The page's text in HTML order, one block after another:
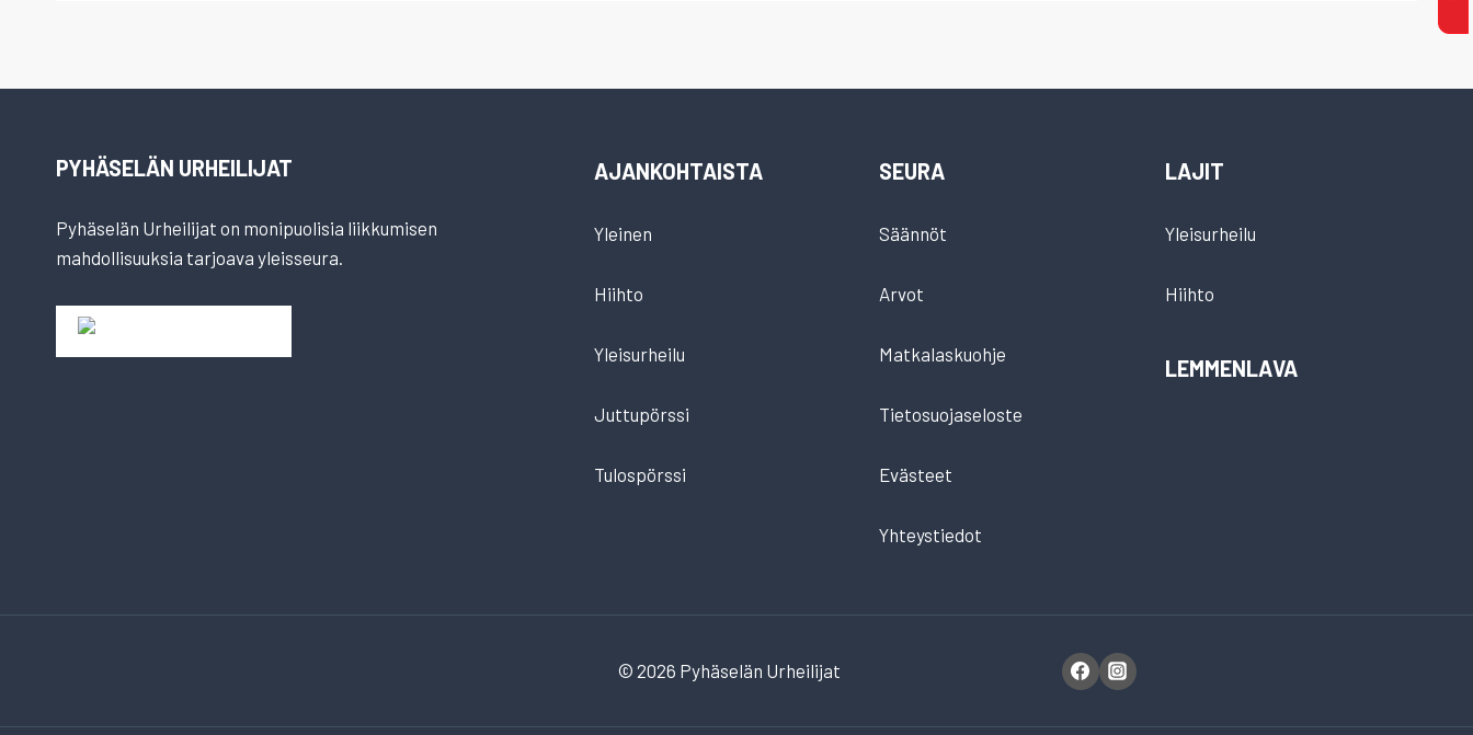
PYHÄSELÄN URHEILIJAT
Pyhäselän Urheilijat on monipuolisia liikkumisen
mahdollisuuksia tarjoava yleisseura.
AJANKOHTAISTA
Yleinen
Hiihto
Yleisurheilu
Juttupörssi
Tulospörssi
SEURA
Säännöt
Arvot
Matkalaskuohje
Tietosuojaseloste
Evästeet
Yhteystiedot
LAJIT
Yleisurheilu
Hiihto
LEMMENLAVA
© 2026 Pyhäselän Urheilijat